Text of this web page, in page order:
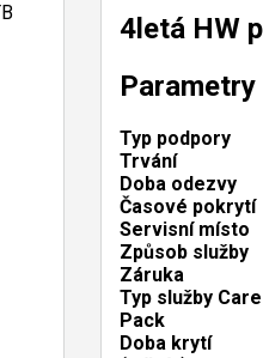
4letá HW
Parametry
Typ podpory
Trvání
Doba odezvy
Časové pokrytí
Servisní místo
Způsob služby
Záruka
Typ služby Care
Pack
Doba krytí